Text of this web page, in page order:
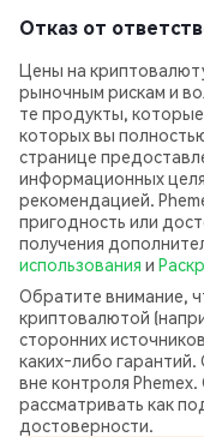
Отказ от
Цены на
рыночным рискам и
те продукты,
которых вы
странице
информационных
рекомендацией.
пригодность или
получения
использования и
Обратите внимание,
криптовалютой
сторонних
каких‑либо
вне контроля
рассматривать как
достоверности.